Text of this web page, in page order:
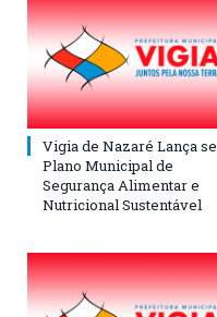
Vigia de Nazaré Lança
Plano Municipal de
Segurança Alimentar e
Nutricional Sustentável